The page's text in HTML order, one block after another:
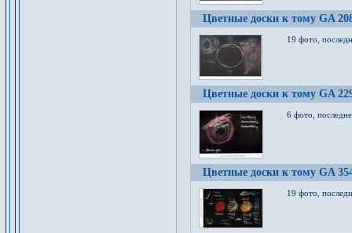
Цветные доски к тому GA
19 фото,
Цветные доски к тому GA
6 фото,
Цветные доски к тому GA
19 фото,